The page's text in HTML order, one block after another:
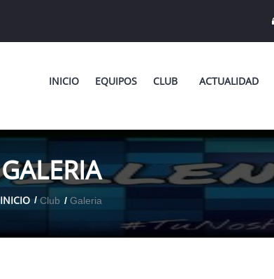
INICIO EQUIPOS CLUB ACTUALIDAD
GALERIA
INICIO Club Galeria